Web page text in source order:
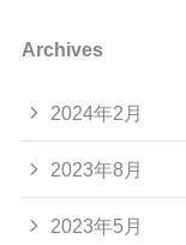
Archives
2024年2月
2023年8月
2023年5月